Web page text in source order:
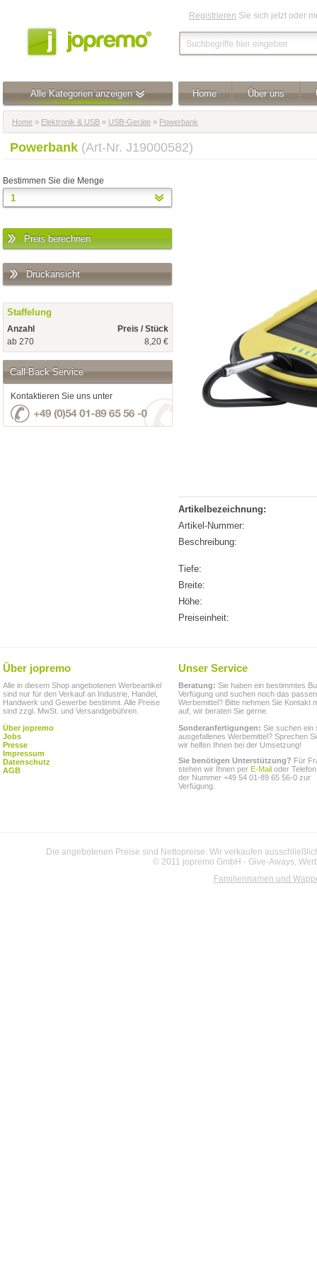
Registrieren Sie sich jetzt oder
Alle Kategorien anzeigen Home Über uns
Home » Elektronik & USB » USB-Geräte » Powerbank
Powerbank (Art-Nr. J19000582)
Bestimmen Sie die Menge
Preis berechnen
Druckansicht
Staffelung
Anzahl
Preis / Stück
ab 270
8,20 €
Call-Back Service
Kontaktieren Sie uns unter
Artikelbezeichnung:
Artikel-Nummer:
Beschreibung:
Tiefe:
Breite:
Höhe:
Preiseinheit:
Über jopremo
Alle in diesem Shop angebotenen Werbeartikel
sind nur für den Verkauf an Industrie, Handel,
Handwerk und Gewerbe bestimmt. Alle Preise
sind zzgl. MwSt. und Versandgebühren.
Über jopremo
Jobs
Presse
Impressum
Datenschutz
AGB
Unser Service
Beratung: Sie haben ein bestimmtes
Verfügung und suchen noch das
Werbemittel? Bitte nehmen Sie Kontakt
auf, wir beraten Sie gerne.
Sonderanfertigungen: Sie suchen ein
ausgefallenes Werbemittel? Sprechen
wir helfen Ihnen bei der Umsetzung!
Sie benötigen Unterstützung? Für
stehen wir Ihnen per E-Mail oder
der Nummer +49 54 01-89 65 56-0 zur
Verfügung.
Die angebotenen Preise sind Nettopreise. Wir verkaufen
© 2011 jopremo GmbH - Give-Aways,
Familiennamen und